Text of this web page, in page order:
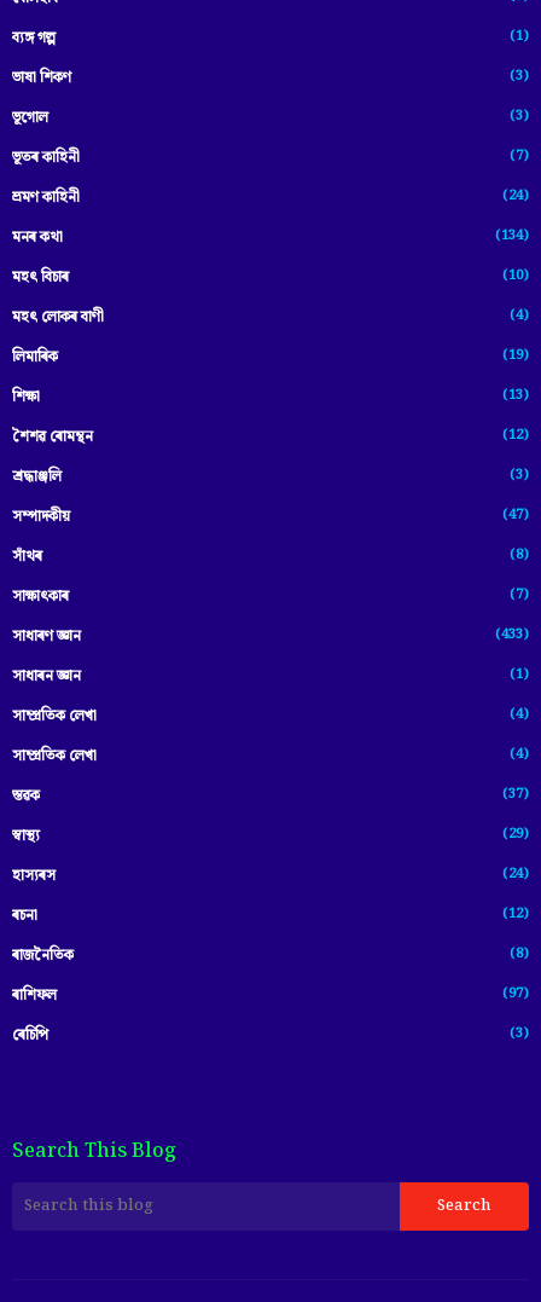
ব্যঙ্গ গল্প (1)
ভাষা শিকণ (3)
ভূগোল (3)
ভূতৰ কাহিনী (7)
ভ্ৰমণ কাহিনী (24)
মনৰ কথা (134)
মহৎ বিচাৰ (10)
মহৎ লোকৰ বাণী (4)
লিমাৰিক (19)
শিক্ষা (13)
শৈশৱ ৰোমন্থন (12)
শ্ৰদ্ধাঞ্জলি (3)
সম্পাদকীয় (47)
সাঁথৰ (8)
সাক্ষাৎকাৰ (7)
সাধাৰণ জ্ঞান (433)
সাধাৰন জ্ঞান (1)
সাম্প্রতিক লেখা (4)
সাম্প্ৰতিক লেখা (4)
স্তৱক (37)
স্বাস্থ্য (29)
হাস্যৰস (24)
ৰচনা (12)
ৰাজনৈতিক (8)
ৰাশিফল (97)
ৰেচিপি (3)
Search This Blog